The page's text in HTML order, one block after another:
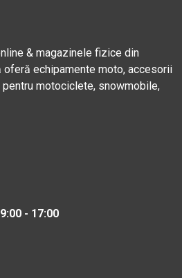
& magazinele fizice din
oferă echipamente moto, accesorii
motociclete, snowmobile,
- 17:00